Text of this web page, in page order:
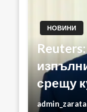
НОВИНИ
срещу
admin_zarata